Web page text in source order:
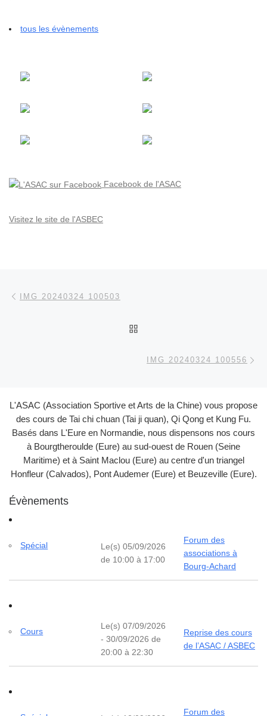
tous les évènements
Facebook de l'ASAC
Visitez le site de l'ASBEC
Parcourir les articles
IMG 20240324 100503
IMG 20240324 100556
L'ASAC (Association Sportive et Arts de la Chine) vous propose
des cours de Tai chi chuan (Tai ji quan), Qi Qong et Kung Fu.
Basés dans L'Eure en Normandie, nous dispensons nos cours
à Bourgtheroulde (Eure) au sud-ouest de Rouen (Seine
Maritime) et à Saint Maclou (Eure) au centre d'un triangel
Honfleur (Calvados), Pont Audemer (Eure) et Beuzeville (Eure).
Évènements
Spécial
Le(s) 05/09/2026
de 10:00 à 17:00
Forum des
associations à
Bourg-Achard
Cours
Le(s) 07/09/2026
- 30/09/2026 de
20:00 à 22:30
Reprise des cours
de l’ASAC / ASBEC
Forum des